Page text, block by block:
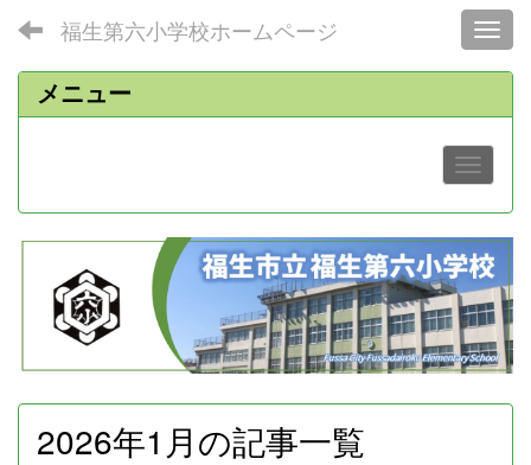
福生第六小学校ホームページ
メニュー
2026年1月の記事一覧